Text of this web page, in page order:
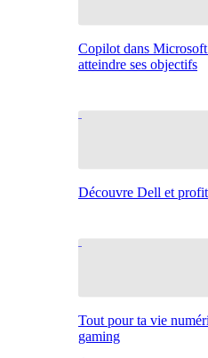
Copilot dans
atteindre ses objectifs
Découvre Dell et
Tout pour ta vie
gaming